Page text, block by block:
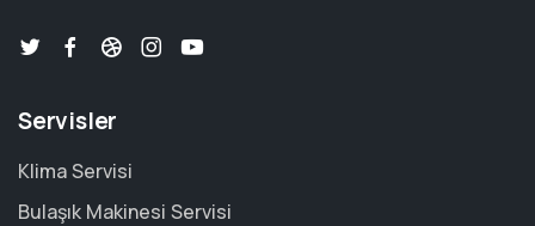
Servisler
Klima Servisi
Bulaşık Makinesi Servisi